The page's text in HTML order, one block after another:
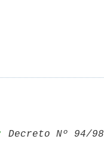
Decreto Nº 94/